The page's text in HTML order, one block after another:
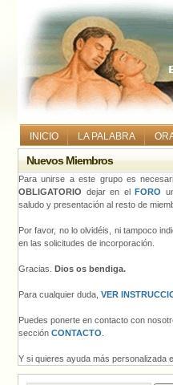
INICIO LA PALABRA
Nuevos Miembros
Para unirse a este grupo es
OBLIGATORIO dejar en el FORO
saludo y presentación al resto de
Por favor, no lo olvidéis, ni tampoco
en las solicitudes de incorporación.
Gracias. Dios os bendiga.
Para cualquier duda, VER
Puedes ponerte en contacto con
sección CONTACTO
Y si quieres ayuda más personalizada